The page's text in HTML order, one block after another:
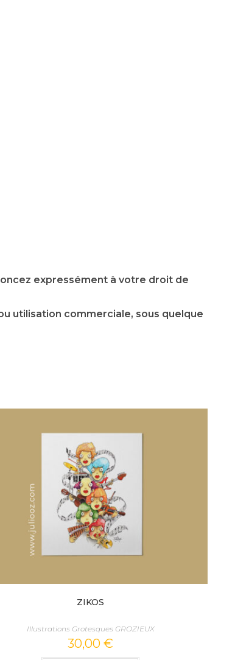
expressément à votre droit de
utilisation commerciale, sous quelque
ZIKOS
Illustrations Grotesques GROZIEUX
30,00€